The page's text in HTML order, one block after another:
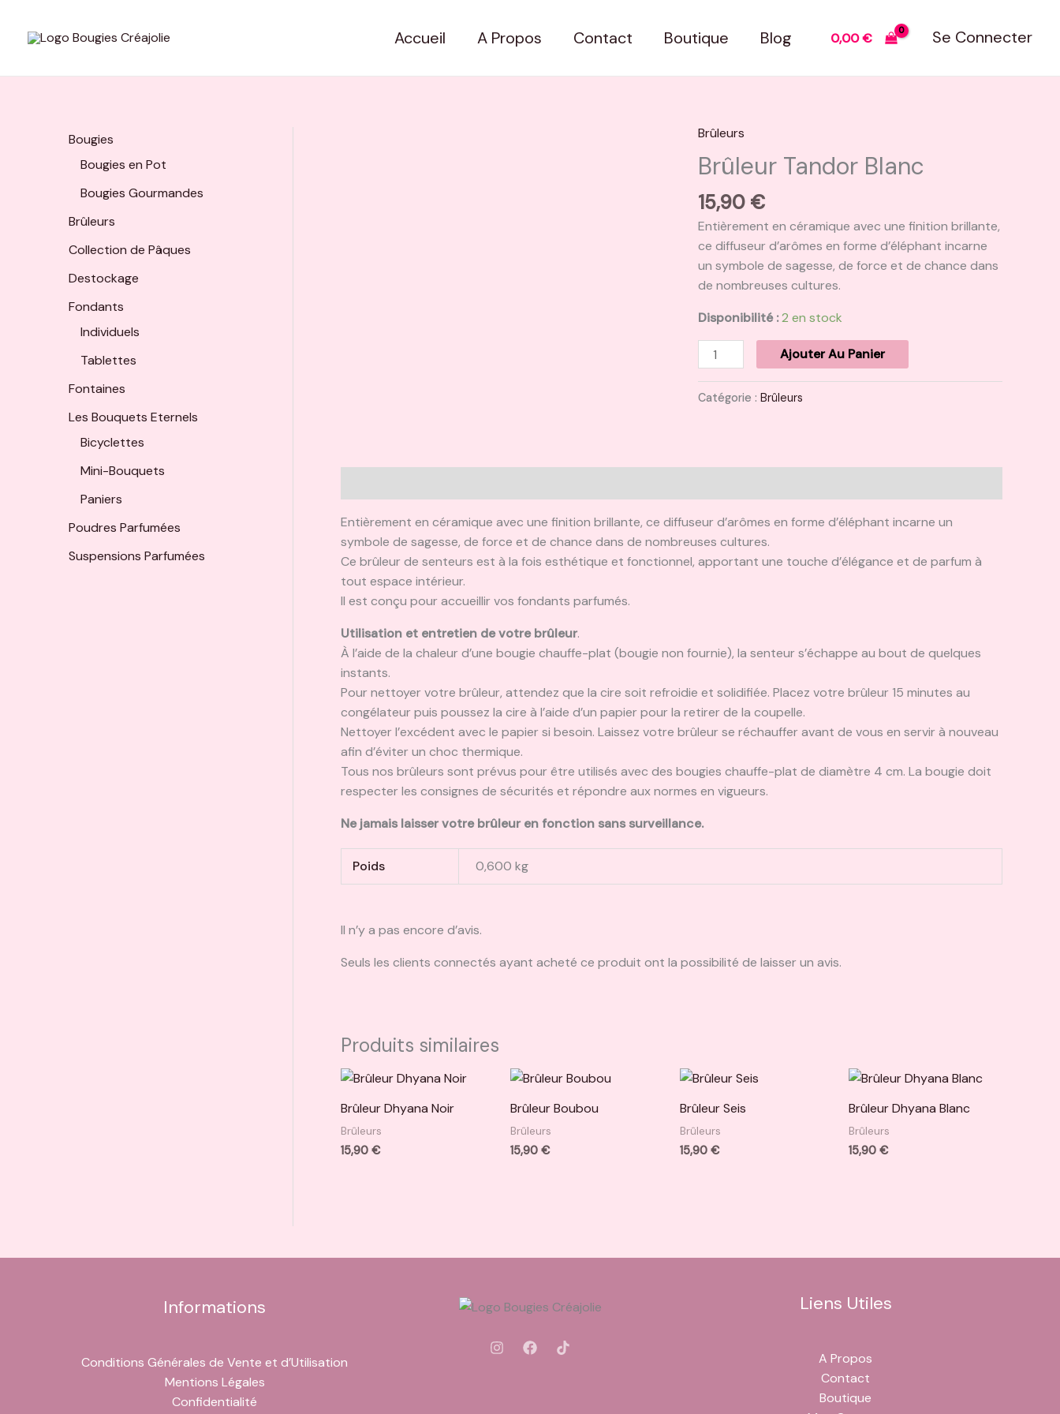
contenu
Accueil A Propos Contact Boutique Blog 0,00€ Se Connecter
Bougies
Bougies en Pot
Bougies Gourmandes
Brûleurs
Collection de Pâques
Destockage
Fondants
Individuels
Tablettes
Fontaines
Les Bouquets Eternels
Bicyclettes
Mini-Bouquets
Paniers
Poudres Parfumées
Suspensions Parfumées
Brûleurs
Brûleur Tandor Blanc
15,90 €
Entièrement en céramique avec une finition brillante,
ce diffuseur d’arômes en forme d’éléphant incarne
un symbole de sagesse, de force et de chance dans
de nombreuses cultures.
Disponibilité :2 en stock
quantité
de
Brûleur
Tandor
Blanc
Ajouter Au Panier
Catégorie :Brûleurs
Entièrement en céramique avec une finition brillante, ce diffuseur d’arômes en forme d’éléphant incarne un
symbole de sagesse, de force et de chance dans de nombreuses cultures.
Ce brûleur de senteurs est à la fois esthétique et fonctionnel, apportant une touche d’élégance et de parfum à
tout espace intérieur.
Il est conçu pour accueillir vos fondants parfumés.
Utilisation et entretien de votre brûleur.
À l’aide de la chaleur d’une bougie chauffe-plat (bougie non fournie), la senteur s’échappe au bout de quelques
instants.
Pour nettoyer votre brûleur, attendez que la cire soit refroidie et solidifiée. Placez votre brûleur 15 minutes au
congélateur puis poussez la cire à l’aide d’un papier pour la retirer de la coupelle.
Nettoyer l’excédent avec le papier si besoin. Laissez votre brûleur se réchauffer avant de vous en servir à nouveau
afin d’éviter un choc thermique.
Tous nos brûleurs sont prévus pour être utilisés avec des bougies chauffe-plat de diamètre 4 cm. La bougie doit
respecter les consignes de sécurités et répondre aux normes en vigueurs.
Ne jamais laisser votre brûleur en fonction sans surveillance.
Poids 0,600 kg
Il n’y a pas encore d’avis.
Seuls les clients connectés ayant acheté ce produit ont la possibilité de laisser un avis.
Produits similaires
Brûleur Dhyana Noir
Brûleurs
15,90 €
Brûleur Boubou
Brûleurs
15,90 €
Brûleur Seis
Brûleurs
15,90 €
Brûleur Dhyana Blanc
Brûleurs
15,90€
Informations
Conditions Générales de Vente et d’Utilisation
Mentions Légales
Confidentialité
Liens Utiles
A Propos
Contact
Boutique